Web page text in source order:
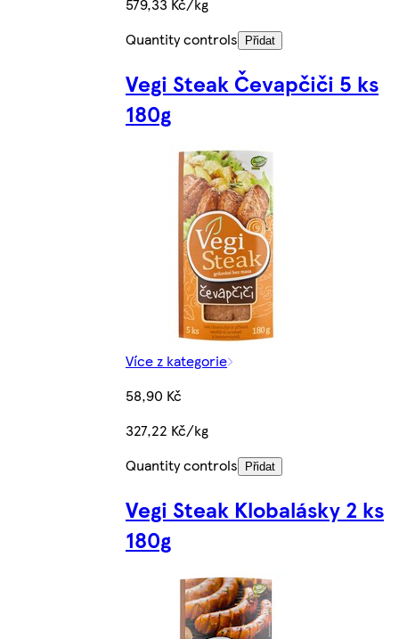
Quantity controls
Přidat
Vegi Steak Čevapčiči 5 ks
180g
Více z kategorie
58,90 Kč
327,22 Kč/kg
Quantity controls
Přidat
Vegi Steak Klobalásky 2 ks
180g